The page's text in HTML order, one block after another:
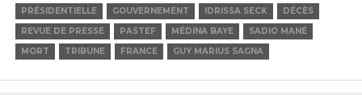
PRÉSIDENTIELLE
GOUVERNEMENT IDRISSA SECK
DÉCÈS
REVUE DE PRESSE
PASTEF MÉDINA BAYE
SADIO MANÉ
MORT
TRIBUNE FRANCE GUY MARIUS SAGNA